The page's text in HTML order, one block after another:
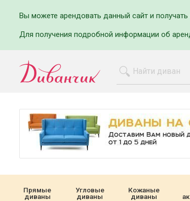
Вы можете арендовать данный сайт и
Для получения подробной информации об
Прямые
диваны
Угловые
диваны
Кожаные
диваны